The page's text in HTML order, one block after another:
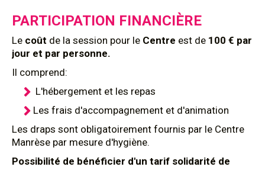
PARTICIPATION FINANCIÈRE
Le coût de la session pour le Centre est de 100 € par
jour et par personne.
Il comprend:
L'hébergement et les repas
Les frais d'accompagnement et d'animation
Les draps sont obligatoirement fournis par le Centre
Manrèse par mesure d'hygiène.
Possibilité de bénéficier d'un tarif solidarité de